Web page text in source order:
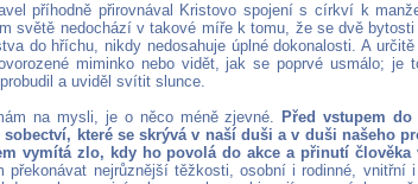
příhodně přirovnával Kristovo spojení s církví k
světě nedochází v takové míře k tomu, že se dvě
do hříchu, nikdy nedosahuje úplné dokonalosti. A
miminko nebo vidět, jak se poprvé usmálo;
a uviděl svítit slunce.
na mysli, je o něco méně zjevné. Před vstupem
sobectví, které se skrývá v naší duši a v duši našeho
vymítá zlo, kdy ho povolá do akce a přinutí člověka
překonávat nejrůznější těžkosti, osobní i rodinné, vnitřní